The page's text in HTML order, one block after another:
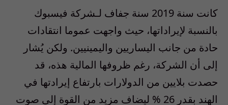
كانت سنة
لـشركة فيسبوك
بالنسبة لإيراداتها، حيث واجهت عموما انتقادات
حادة من جانب اليساريين واليمينيين. ولكن يُشار
إلى أن الشركة، رغم ظروفها المالية هذه، قد
حصدت بلايين من الدولارات بارتفاع إيرادتها في
الهند بقدر
ليضاف مزيد من القوة إلى صوت